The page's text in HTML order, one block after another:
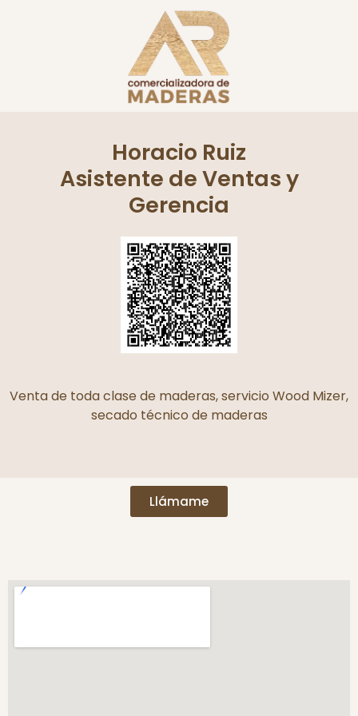
Horacio Ruiz
Asistente de Ventas y
Gerencia
Venta de toda clase de maderas, servicio Wood Mizer,
secado técnico de maderas
Llámame